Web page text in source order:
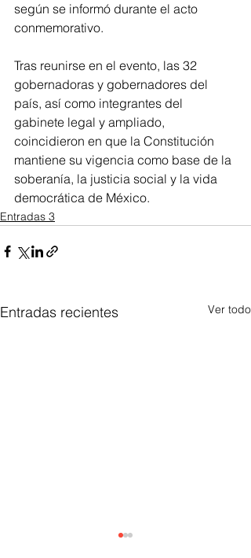
según se informó durante el acto
conmemorativo.
Tras reunirse en el evento, las 32
gobernadoras y gobernadores del
país, así como integrantes del
gabinete legal y ampliado,
coincidieron en que la Constitución
mantiene su vigencia como base de la
soberanía, la justicia social y la vida
democrática de México.
Entradas 3
Entradas recientes Ver todo